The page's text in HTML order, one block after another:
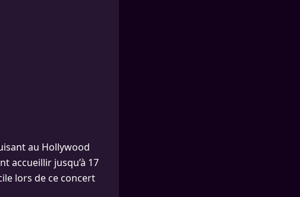
au Hollywood
accueillir jusqu’à 17
lors de ce concert